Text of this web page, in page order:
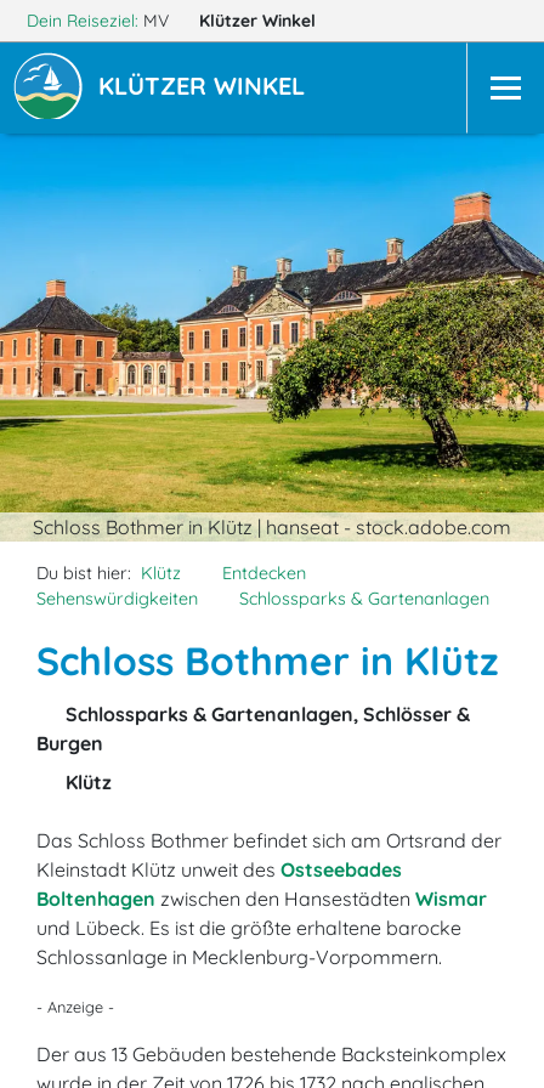
Dein Reiseziel: MV Klützer Winkel
KLÜTZER WINKEL
Schloss Bothmer in Klütz | hanseat - stock.adobe.com
Du bist hier: Klütz
Entdecken
Sehenswürdigkeiten
Schlossparks & Gartenanlagen
Schloss Bothmer in Klütz
Schlossparks & Gartenanlagen, Schlösser &
Burgen
Klütz
Das Schloss Bothmer befindet sich am Ortsrand der
Kleinstadt Klütz unweit des Ostseebades
Boltenhagen zwischen den Hansestädten Wismar
und Lübeck. Es ist die größte erhaltene barocke
Schlossanlage in Mecklenburg-Vorpommern.
- Anzeige -
Der aus 13 Gebäuden bestehende Backsteinkomplex
wurde in der Zeit von 1726 bis 1732 nach englischen